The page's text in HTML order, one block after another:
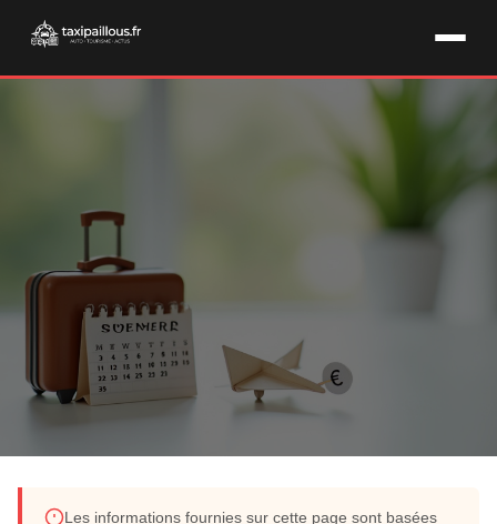
Les informations fournies sur cette page sont basées